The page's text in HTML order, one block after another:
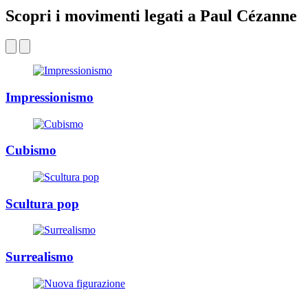
Scopri i movimenti legati a Paul Cézanne
Impressionismo
Cubismo
Scultura pop
Surrealismo